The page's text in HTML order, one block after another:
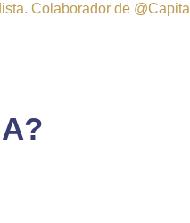
Colaborador de